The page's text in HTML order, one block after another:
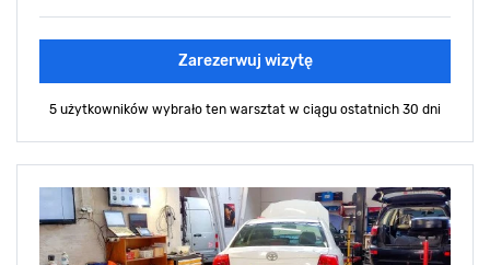
Zarezerwuj wizytę
5 użytkowników wybrało ten warsztat w ciągu ostatnich 30 dni